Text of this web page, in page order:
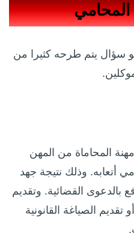
سؤال يتم طرحه كثيرا من
المحاماة من المهن
أتعابه. وذلك نتيجة جهد
بالدعوى القضائية. وتقديم
تقديم الصياغة القانونية